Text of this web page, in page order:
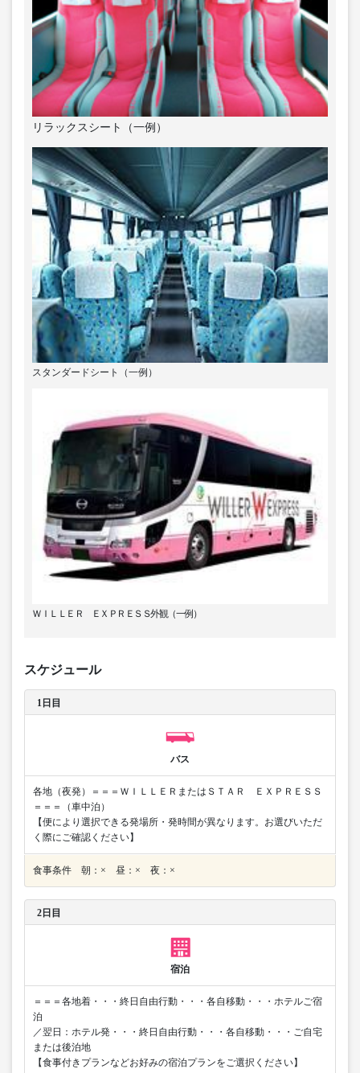
リラックスシート（一例）
スタンダードシート（一例）
ＷＩＬＬＥＲ ＥＸＰＲＥＳＳ外観（一例）
スケジュール
1日目
バス
各地（夜発）＝＝＝ＷＩＬＬＥＲまたはＳＴＡＲ ＥＸＰＲＥＳＳ
＝＝＝（車中泊）
【便により選択できる発場所・発時間が異なります。お選びいただ
く際にご確認ください】
食事条件 朝：× 昼：× 夜：×
2日目
宿泊
＝＝＝各地着・・・終日自由行動・・・各自移動・・・ホテルご宿
泊
／翌日：ホテル発・・・終日自由行動・・・各自移動・・・ご自宅
または後泊地
【食事付きプランなどお好みの宿泊プランをご選択ください】